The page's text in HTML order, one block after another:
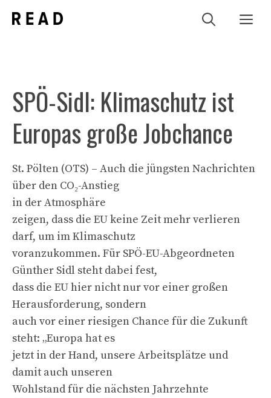
Inhalt
SPÖ-Sidl: Klimaschutz ist
Europas große Jobchance
St. Pölten (OTS) – Auch die jüngsten Nachrichten
über den CO₂-Anstieg
in der Atmosphäre
zeigen, dass die EU keine Zeit mehr verlieren
darf, um im Klimaschutz
voranzukommen. Für SPÖ-EU-Abgeordneten
Günther Sidl steht dabei fest,
dass die EU hier nicht nur vor einer großen
Herausforderung, sondern
auch vor einer riesigen Chance für die Zukunft
steht: „Europa hat es
jetzt in der Hand, unsere Arbeitsplätze und
damit auch unseren
Wohlstand für die nächsten Jahrzehnte